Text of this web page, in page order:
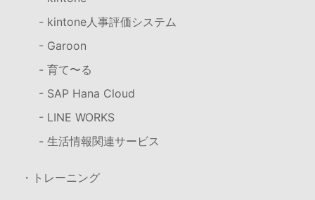
- kintone人事評価システム
- Garoon
- 育て〜る
- SAP Hana Cloud
- LINE WORKS
- 生活情報関連サービス
・トレーニング